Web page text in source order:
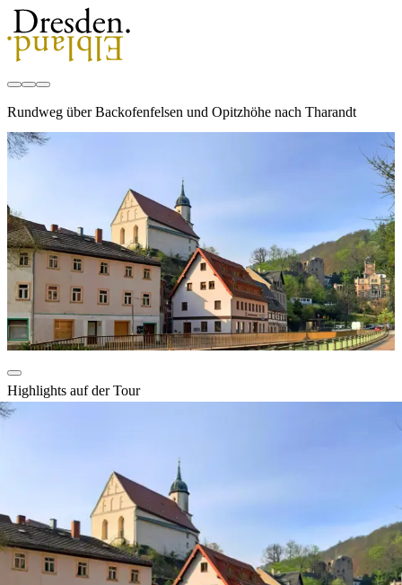
Rundweg über Backofenfelsen und Opitzhöhe nach Tharandt
Highlights auf der Tour